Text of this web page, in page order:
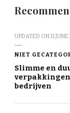
UPDATED ON11
NIET
Slimme en
bedrijven